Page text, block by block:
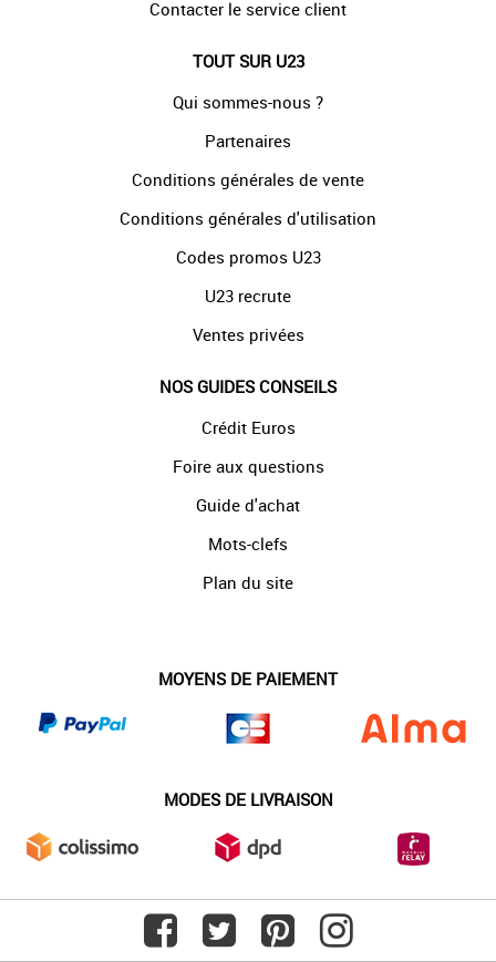
Contacter le service client
TOUT SUR U23
Qui sommes-nous ?
Partenaires
Conditions générales de vente
Conditions générales d'utilisation
Codes promos U23
U23 recrute
Ventes privées
NOS GUIDES CONSEILS
Crédit Euros
Foire aux questions
Guide d'achat
Mots-clefs
Plan du site
MOYENS DE PAIEMENT
MODES DE LIVRAISON